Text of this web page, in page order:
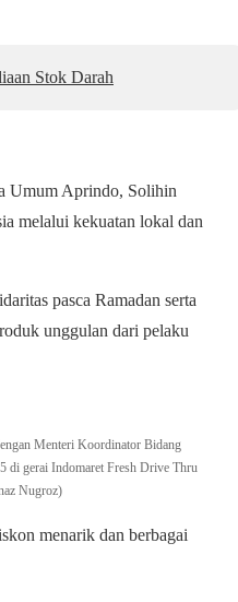
Stok Darah
Umum Aprindo, Solihin
melalui kekuatan lokal dan
pasca Ramadan serta
unggulan dari pelaku
Menteri Koordinator Bidang
di gerai Indomaret Fresh Drive Thru
Nugroz)
menarik dan berbagai